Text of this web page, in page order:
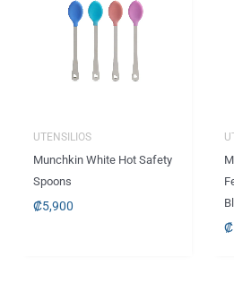
UTENSILIOS
Munchkin White Hot Safety
Spoons
₡5,900
₡